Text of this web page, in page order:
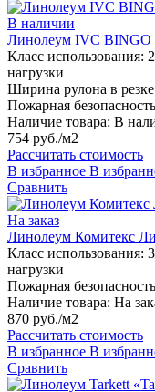
В наличии
Линолеум IVC BINGO
Класс использования:
нагрузки
Ширина рулона в
Пожарная
Наличие товара: В
754 руб./м2
Рассчитать стоимость
В избранное В
Сравнить
На заказ
Линолеум Комитекс
Класс использования:
нагрузки
Пожарная
Наличие товара: На
870 руб./м2
Рассчитать стоимость
В избранное В
Сравнить